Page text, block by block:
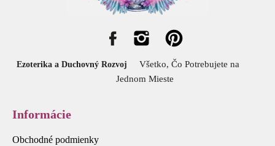
Ezoterika a Duchovný Rozvoj
Všetko, Čo Potrebujete na
Jednom Mieste
Informácie
Obchodné podmienky